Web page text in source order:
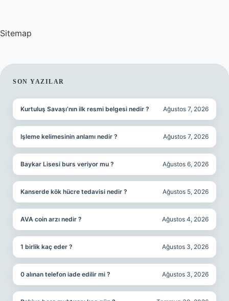
Sitemap
SIDEBAR
SON YAZILAR
Kurtuluş Savaşı’nın ilk resmi belgesi nedir ? Ağustos 7, 2026
Işleme kelimesinin anlamı nedir ? Ağustos 7, 2026
Baykar Lisesi burs veriyor mu ? Ağustos 6, 2026
Kanserde kök hücre tedavisi nedir ? Ağustos 5, 2026
AVA coin arzı nedir ? Ağustos 4, 2026
1 birlik kaç eder ? Ağustos 3, 2026
0 alınan telefon iade edilir mi ? Ağustos 3, 2026